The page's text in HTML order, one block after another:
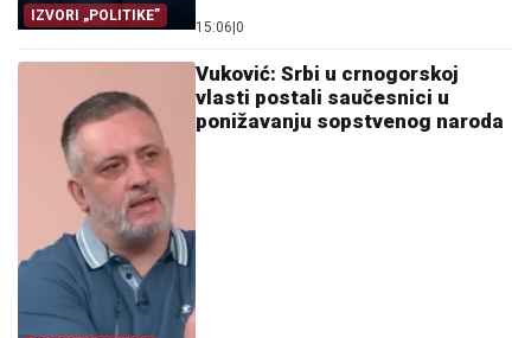
IZVORI „POLITIKE”
15:06 0
Vuković: Srbi u crnogorskoj
vlasti postali saučesnici u
ponižavanju sopstvenog naroda